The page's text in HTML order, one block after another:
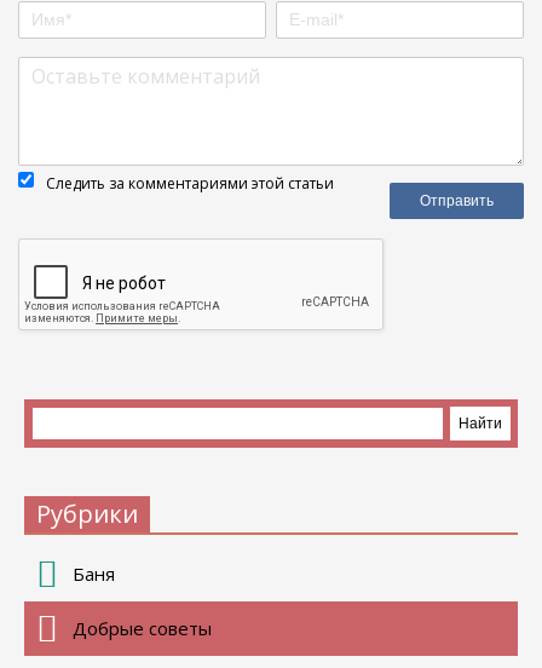
Следить за комментариями этой статьи
Рубрики
Баня
Добрые советы